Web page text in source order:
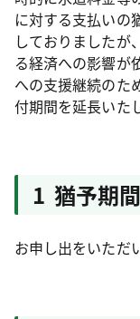
に対する支払いの
しておりましたが
る経済への影響が
への支援継続のた
付期間を延長いた
1 猶予期間
お申し出をいただ